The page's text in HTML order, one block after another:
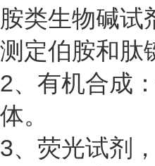
胺类生物碱试
测定伯胺和肽
2、有机合成
体。
3、荧光试剂